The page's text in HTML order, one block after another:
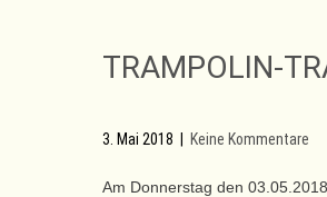
TRAMPOLIN-
3. Mai 2018 Keine Kommentare
Am Donnerstag den